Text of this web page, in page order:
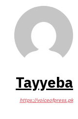
Tayyeba
https://voiceofpress.pk